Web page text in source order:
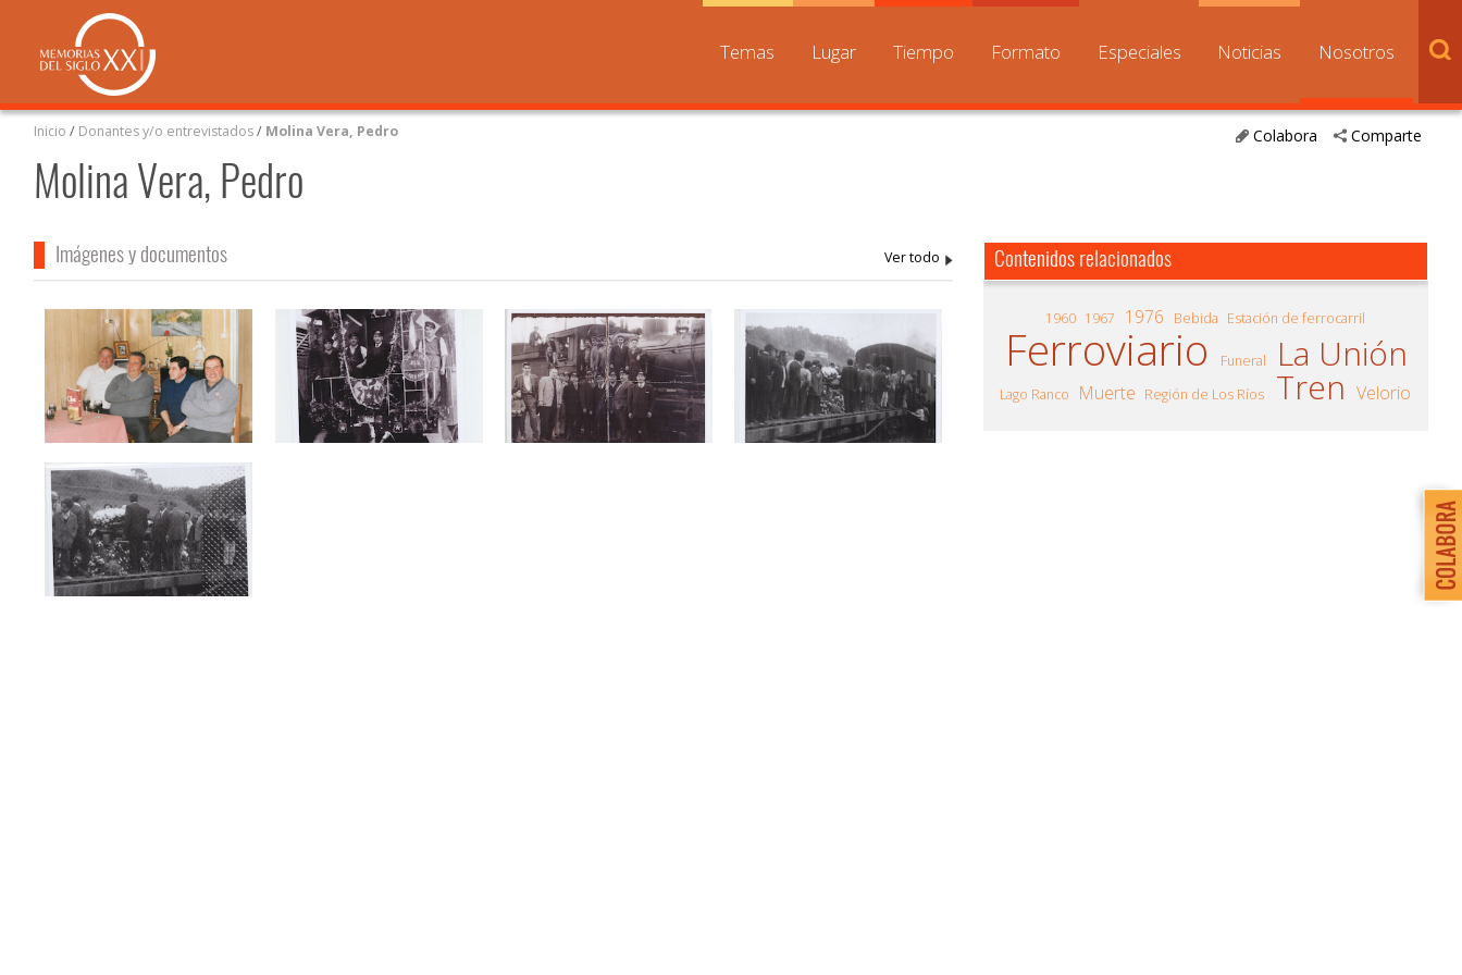
Temas Lugar Tiempo Formato Especiales Noticias Nosotros
Comparte
Colabora
Inicio / Donantes y/o entrevistados/ Molina Vera, Pedro
Molina Vera, Pedro
Imágenes y documentos Contenidos relacionados
1960 1967 1976 Bebida Estación de ferrocarril
Ferroviario Funeral La Unión
Lago Ranco Muerte Región de Los Ríos Tren Velorio